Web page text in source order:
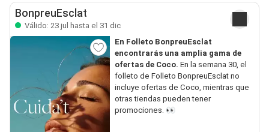
BonpreuEsclat
Válido: 23 jul hasta el 31 dic
En Folleto BonpreuEsclat
encontrarás una amplia gama de
ofertas de Coco. En la semana 30, el
folleto de Folleto BonpreuEsclat no
incluye ofertas de Coco, mientras que
otras tiendas pueden tener
promociones. 👀